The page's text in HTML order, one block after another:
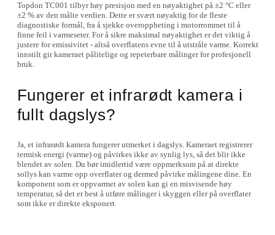
Topdon TC001 tilbyr høy presisjon med en nøyaktighet på ±2 °C eller
±2 % av den målte verdien. Dette er svært nøyaktig for de fleste
diagnostiske formål, fra å sjekke overoppheting i motorrommet til å
finne feil i varmeseter. For å sikre maksimal nøyaktighet er det viktig å
justere for emissivitet - altså overflatens evne til å utstråle varme. Korrekt
innstilt gir kameraet pålitelige og repeterbare målinger for profesjonell
bruk.
Fungerer et infrarødt kamera i
fullt dagslys?
Ja, et infrarødt kamera fungerer utmerket i dagslys. Kameraet registrerer
termisk energi (varme) og påvirkes ikke av synlig lys, så det blir ikke
blendet av solen. Du bør imidlertid være oppmerksom på at direkte
sollys kan varme opp overflater og dermed påvirke målingene dine. En
komponent som er oppvarmet av solen kan gi en misvisende høy
temperatur, så det er best å utføre målinger i skyggen eller på overflater
som ikke er direkte eksponert.